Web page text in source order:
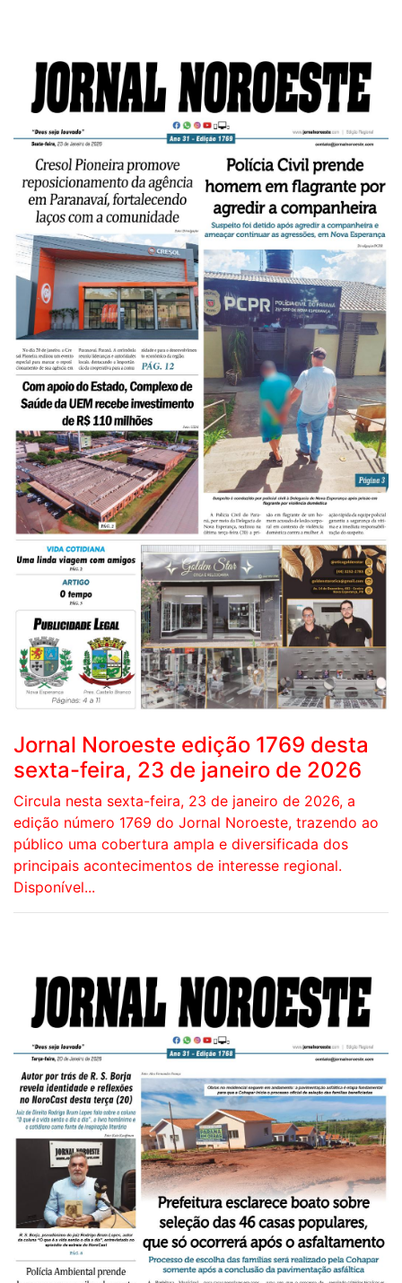
Jornal Noroeste edição 1769 desta
sexta-feira, 23 de janeiro de 2026
Circula nesta sexta-feira, 23 de janeiro de 2026, a
edição número 1769 do Jornal Noroeste, trazendo ao
público uma cobertura ampla e diversificada dos
principais acontecimentos de interesse regional.
Disponível...